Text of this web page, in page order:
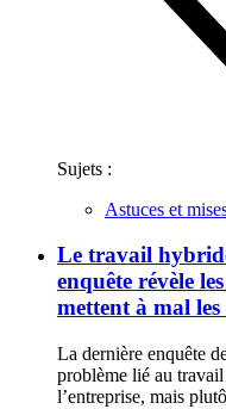
Sujets :
Astuces et
Le travail
enquête révèle
mettent à mal
La dernière enquête
problème lié au
l’entreprise, mais